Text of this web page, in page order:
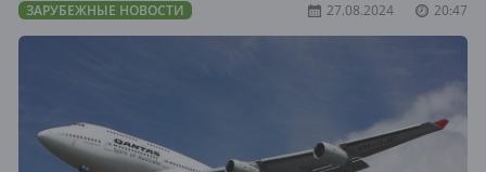
ЗАРУБЕЖНЫЕ НОВОСТИ 27.08.2024 20:47